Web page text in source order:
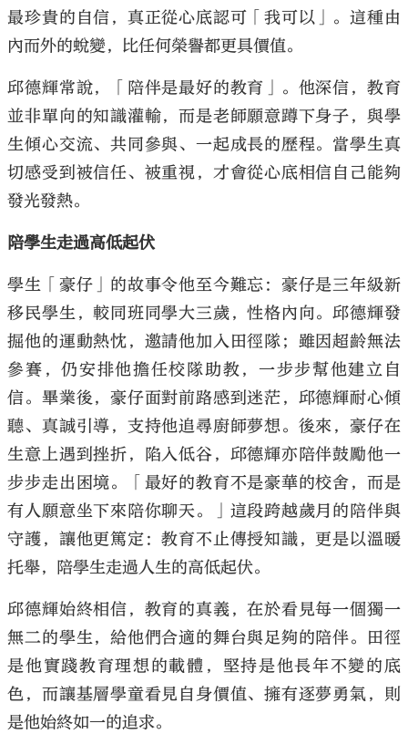
最珍貴的自信，真正從心底認可「我可以」。這種由
內而外的蛻變，比任何榮譽都更具價值。
邱德輝常說，「陪伴是最好的教育」。他深信，教育
並非單向的知識灌輸，而是老師願意蹲下身子，與學
生傾心交流、共同參與、一起成長的歷程。當學生真
切感受到被信任、被重視，才會從心底相信自己能夠
發光發熱。
陪學生走過高低起伏
學生「豪仔」的故事令他至今難忘：豪仔是三年級新
移民學生，較同班同學大三歲，性格內向。邱德輝發
掘他的運動熱忱，邀請他加入田徑隊；雖因超齡無法
參賽，仍安排他擔任校隊助教，一步步幫他建立自
信。畢業後，豪仔面對前路感到迷茫，邱德輝耐心傾
聽、真誠引導，支持他追尋廚師夢想。後來，豪仔在
生意上遇到挫折，陷入低谷，邱德輝亦陪伴鼓勵他一
步步走出困境。「最好的教育不是豪華的校舍，而是
有人願意坐下來陪你聊天。」這段跨越歲月的陪伴與
守護，讓他更篤定：教育不止傳授知識，更是以溫暖
托舉，陪學生走過人生的高低起伏。
邱德輝始終相信，教育的真義，在於看見每一個獨一
無二的學生，給他們合適的舞台與足夠的陪伴。田徑
是他實踐教育理想的載體，堅持是他長年不變的底
色，而讓基層學童看見自身價值、擁有逐夢勇氣，則
是他始終如一的追求。